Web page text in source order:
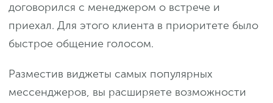
договорился с менеджером о встрече и
приехал. Для этого клиента в приоритете было
быстрое общение голосом.
Разместив виджеты самых популярных
мессенджеров, вы расширяете возможности